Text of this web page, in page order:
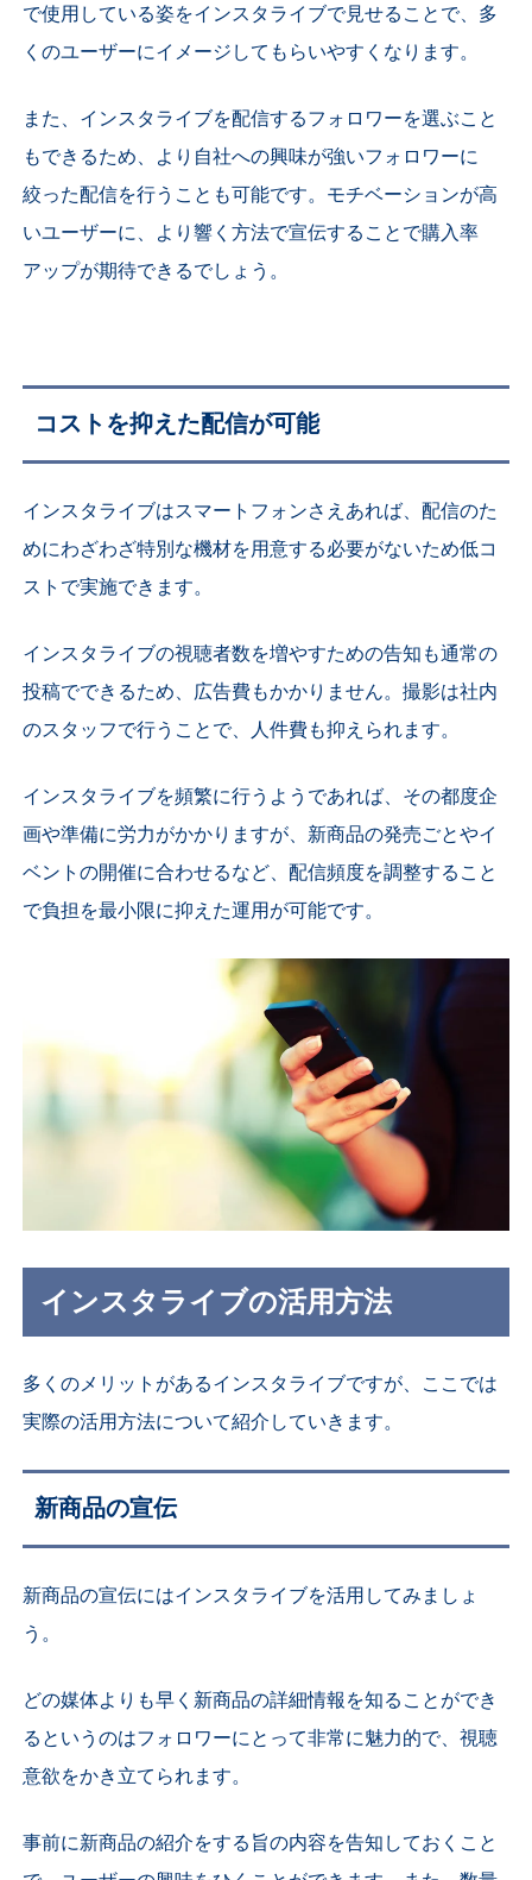
で使用している姿をインスタライブで見せることで、多
くのユーザーにイメージしてもらいやすくなります。
また、インスタライブを配信するフォロワーを選ぶこと
もできるため、より自社への興味が強いフォロワーに
絞った配信を行うことも可能です。モチベーションが高
いユーザーに、より響く方法で宣伝することで購入率
アップが期待できるでしょう。
コストを抑えた配信が可能
インスタライブはスマートフォンさえあれば、配信のた
めにわざわざ特別な機材を用意する必要がないため低コ
ストで実施できます。
インスタライブの視聴者数を増やすための告知も通常の
投稿でできるため、広告費もかかりません。撮影は社内
のスタッフで行うことで、人件費も抑えられます。
インスタライブを頻繁に行うようであれば、その都度企
画や準備に労力がかかりますが、新商品の発売ごとやイ
ベントの開催に合わせるなど、配信頻度を調整すること
で負担を最小限に抑えた運用が可能です。
インスタライブの活用方法
多くのメリットがあるインスタライブですが、ここでは
実際の活用方法について紹介していきます。
新商品の宣伝
新商品の宣伝にはインスタライブを活用してみましょ
う。
どの媒体よりも早く新商品の詳細情報を知ることができ
るというのはフォロワーにとって非常に魅力的で、視聴
意欲をかき立てられます。
事前に新商品の紹介をする旨の内容を告知しておくこと